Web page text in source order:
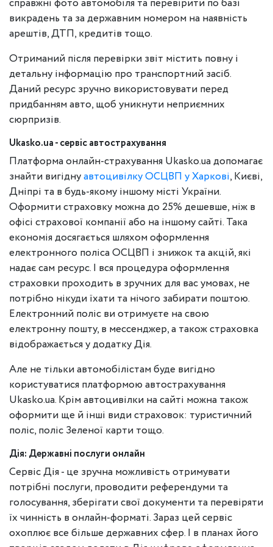
справжні фото автомобіля та перевірити по базі
викрадень та за державним номером на наявність
арештів, ДТП, кредитів тощо.
Отриманий після перевірки звіт містить повну і
детальну інформацію про транспортний засіб.
Даний ресурс зручно використовувати перед
придбанням авто, щоб уникнути неприємних
сюрпризів.
Ukasko.ua - сервіс автострахування
Платформа онлайн-страхування Ukasko.ua допомагає
знайти вигіднуавтоцивілку ОСЦВП у Харкові, Києві,
Дніпрі та в будь-якому іншому місті України.
Оформити страховку можна до 25% дешевше, ніж в
офісі страхової компанії або на іншому сайті. Така
економія досягається шляхом оформлення
електронного поліса ОСЦВП і знижок та акцій, які
надає сам ресурс. І вся процедура оформлення
страховки проходить в зручних для вас умовах, не
потрібно нікуди їхати та нічого забирати поштою.
Електронний поліс ви отримуєте на свою
електронну пошту, в мессенджер, а також страховка
відображається у додатку Дія.
Але не тільки автомобілістам буде вигідно
користуватися платформою автострахування
Ukasko.ua. Крім автоцивілки на сайті можна також
оформити ще й інші види страховок: туристичний
поліс, поліс Зеленої карти тощо.
Дія: Державні послуги онлайн
Сервіс Дія - це зручна можливість отримувати
потрібні послуги, проводити референдуми та
голосування, зберігати свої документи та перевіряти
їх чинність в онлайн-форматі. Зараз цей сервіс
охоплює все більше державних сфер. І в планах його